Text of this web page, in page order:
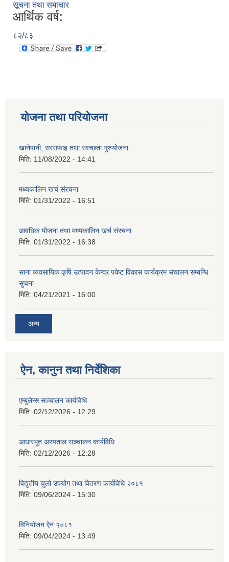
सूचना तथा समाचार
आर्थिक वर्ष:
८२/८३
योजना तथा परियोजना
खानेपानी, सरसफाइ तथा स्वच्छता गुरुयोजना
मिति: 11/08/2022 - 14:41
मध्यकालिन खर्च संरचना
मिति: 01/31/2022 - 16:51
आवधिक योजना तथा मध्यकालिन खर्च संरचना
मिति: 01/31/2022 - 16:38
साना व्यवसायिक कृषि उत्पादन केन्द्र पकेट विकास कार्यक्रम संचालन सम्बन्धि
सुचना
मिति: 04/21/2021 - 16:00
अन्य
ऐन, कानुन तथा निर्देशिका
एम्बुलेन्स सञ्चालन कार्यविधि
मिति: 02/12/2026 - 12:29
आधारभूत अस्पताल सञ्चालन कार्यविधि
मिति: 02/12/2026 - 12:28
विद्युतीय चुलो उपयोग तथा वितरण कार्यविधि २०८१
मिति: 09/06/2024 - 15:30
विनियोजन ऐन २०८१
मिति: 09/04/2024 - 13:49